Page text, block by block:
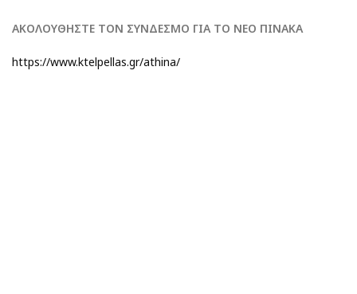
ΑΚΟΛΟΥΘΗΣΤΕ ΤΟΝ ΣΥΝΔΕΣΜΟ ΓΙΑ ΤΟ ΝΕΟ ΠΙΝΑΚΑ
https://www.ktelpellas.gr/athina/